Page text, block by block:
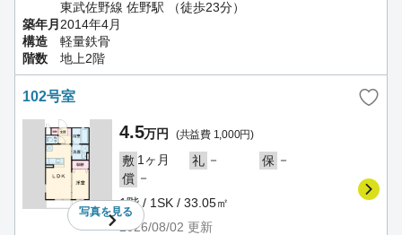
東武佐野線 佐野駅 （徒歩23分）
築年月 2014年4月
構造
軽量鉄骨
階数
地上2階
102号室
写真を見る
4.5万円 (共益費 1,000円)
敷 1ヶ月 礼 － 保 －
償 －
1階 / 1SK / 33.05㎡
2026/08/02 更新